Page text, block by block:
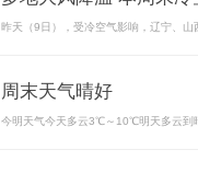
昨天（9日），受冷空气影响，辽宁、山
周末天气晴好
今明天气今天多云3℃～10℃明天多云